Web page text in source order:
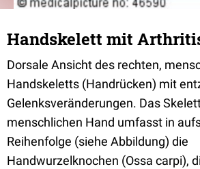
Handskelett mit
Dorsale Ansicht des rechten,
Handskeletts (Handrücken) mit
Gelenksveränderungen. Das
menschlichen Hand umfasst in
Reihenfolge (siehe Abbildung) die
Handwurzelknochen (Ossa carpi),